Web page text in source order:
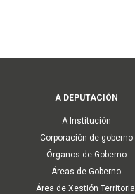
navigation
A DEPUTACIÓN
A Institución
Corporación de goberno
Órganos de Goberno
Áreas de Goberno
Área de Xestión Territorial